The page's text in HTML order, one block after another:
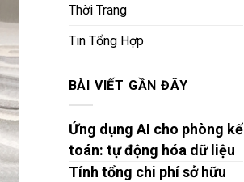
Thời Trang
Tin Tổng Hợp
BÀI VIẾT GẦN ĐÂY
Ứng dụng AI cho phòng kế
toán: tự động hóa dữ liệu
Tính tổng chi phí sở hữu